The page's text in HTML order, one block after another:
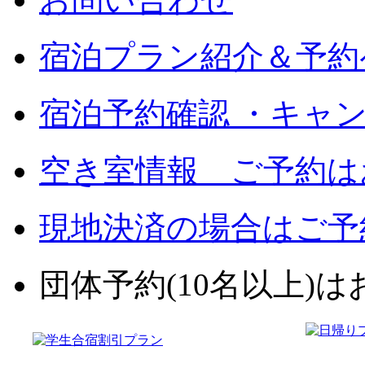
宿泊プラン紹介＆予
宿泊予約確認 ・キャ
空き室情報 ご予約は
現地決済の場合はご
団体予約(10名以上)は